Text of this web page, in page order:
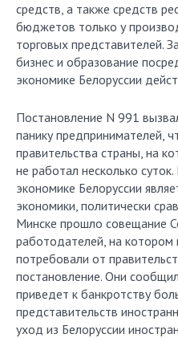
средств, а также средств
бюджетов только у
торговых представителей.
бизнес и образование
экономике Белоруссии
Постановление N 991
панику предпринимателей,
правительства страны, на
не работал несколько
экономике Белоруссии
экономики, политически
Минске прошло совещание
работодателей, на котором
потребовали от
постановление. Они
приведет к банкротству
представительств
уход из Белоруссии